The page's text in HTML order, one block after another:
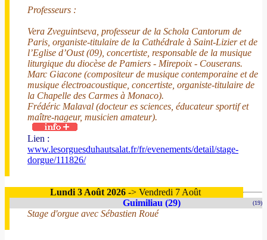
Professeurs :
Vera Zveguintseva, professeur de la Schola Cantorum de
Paris, organiste-titulaire de la Cathédrale à Saint-Lizier et de
l’Eglise d’Oust (09), concertiste, responsable de la musique
liturgique du diocèse de Pamiers - Mirepoix - Couserans.
Marc Giacone (compositeur de musique contemporaine et de
musique électroacoustique, concertiste, organiste-titulaire de
la Chapelle des Carmes à Monaco).
Frédéric Malaval (docteur es sciences, éducateur sportif et
maître-nageur, musicien amateur).
Lien :
www.lesorguesduhautsalat.fr/fr/evenements/detail/stage-
dorgue/111826/
Lundi 3 Août 2026-> Vendredi 7 Août
Guimiliau (29)
(19)
Stage d'orgue avec Sébastien Roué